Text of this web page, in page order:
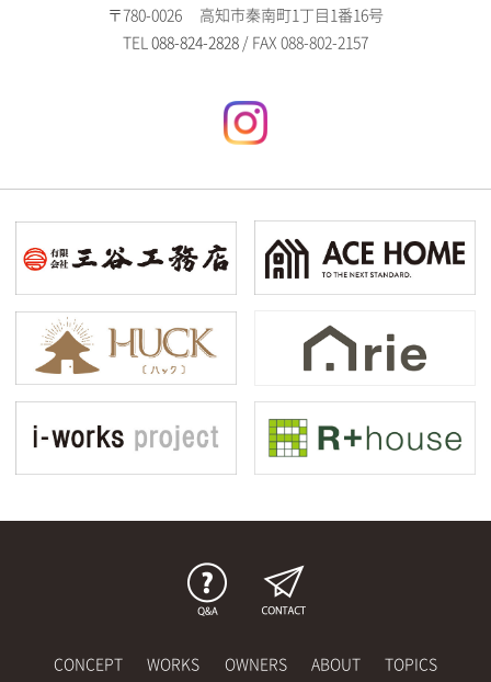
〒780-0026
高知市秦南町1丁目1番16号
TEL 088-824-2828 / FAX 088-802-2157
CONCEPT WORKS OWNERS ABOUT TOPICS